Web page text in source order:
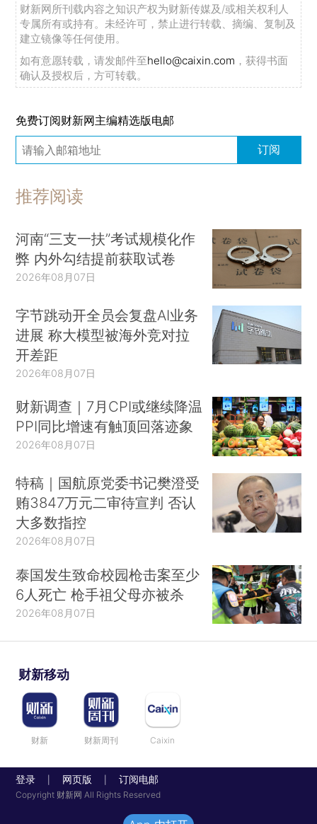
财新网所刊载内容之知识产权为财新传媒及/或相关权利人
专属所有或持有。未经许可，禁止进行转载、摘编、复制及
建立镜像等任何使用。
如有意愿转载，请发邮件至hello@caixin.com ，获得书面
确认及授权后，方可转载。
免费订阅财新网主编精选版电邮
订阅
推荐阅读
河南“三支一扶”考试规模化作
弊 内外勾结提前获取试卷
2026年08月07日
字节跳动开全员会复盘AI业务
进展 称大模型被海外竞对拉
开差距
2026年08月07日
财新调查｜7月CPI或继续降温
PPI同比增速有触顶回落迹象
2026年08月07日
特稿｜国航原党委书记樊澄受
贿3847万元二审待宣判 否认
大多数指控
2026年08月07日
泰国发生致命校园枪击案至少
6人死亡 枪手祖父母亦被杀
2026年08月07日
财新移动
财新 财新周刊 Caixin
登录 网页版 订阅电邮
Copyright 财新网 All Rights Reserved